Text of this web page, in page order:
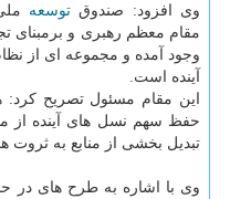
وی افزود: صندوق توسعه
مقام معظم رهبری و برمبنای
وجود آمده و مجموعه ای از
آینده است.
این مقام مسئول تصریح
حفظ سهم نسل های آینده از
تبدیل بخشی از منابع به ثروت
وی با اشاره به طرح های در